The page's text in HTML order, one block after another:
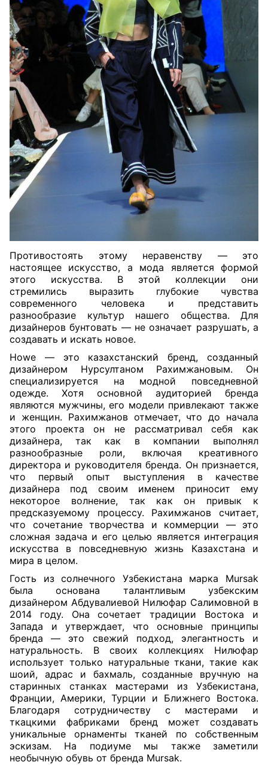
Противостоять этому неравенству — это
настоящее искусство, а мода является формой
этого искусства. В этой коллекции они
стремились выразить глубокие чувства
современного человека и представить
разнообразие культур нашего общества. Для
дизайнеров бунтовать — не означает разрушать, а
создавать и искать новое.
Howe — это казахстанский бренд, созданный
дизайнером Нурсултаном Рахимжановым. Он
специализируется на модной повседневной
одежде. Хотя основной аудиторией бренда
являются мужчины, его модели привлекают также
и женщин. Рахимжанов отмечает, что до начала
этого проекта он не рассматривал себя как
дизайнера, так как в компании выполнял
разнообразные роли, включая креативного
директора и руководителя бренда. Он признается,
что первый опыт выступления в качестве
дизайнера под своим именем приносит ему
некоторое волнение, так как он привык к
предсказуемому процессу. Рахимжанов считает,
что сочетание творчества и коммерции — это
сложная задача и его целью является интеграция
искусства в повседневную жизнь Казахстана и
мира в целом.
Гость из солнечного Узбекистана марка Mursak
была основана талантливым узбекским
дизайнером Абдувалиевой Нилюфар Салимовной в
2014 году. Она сочетает традиции Востока и
Запада и утверждает, что основные принципы
бренда — это свежий подход, элегантность и
натуральность. В своих коллекциях Нилюфар
использует только натуральные ткани, такие как
шоий, адрас и бахмаль, созданные вручную на
старинных станках мастерами из Узбекистана,
Франции, Америки, Турции и Ближнего Востока.
Благодаря сотрудничеству с мастерами и
ткацкими фабриками бренд может создавать
уникальные орнаменты тканей по собственным
эскизам. На подиуме мы также заметили
необычную обувь от бренда Mursak.